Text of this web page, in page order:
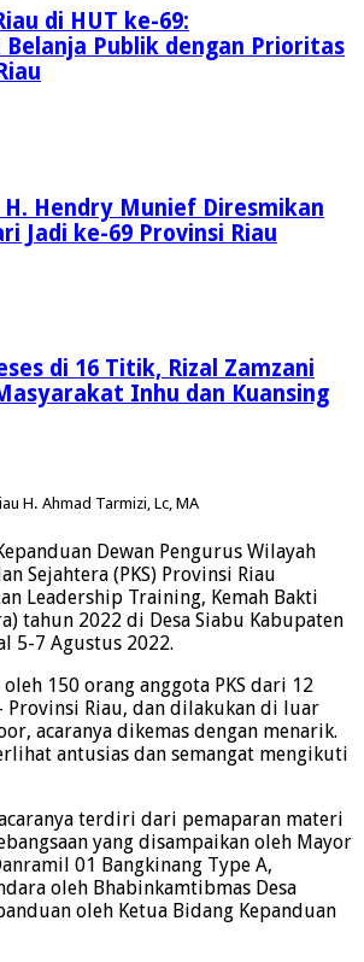
di HUT ke-69:
Belanja Publik dengan Prioritas
H. Hendry Munief Diresmikan
Jadi ke-69 Provinsi Riau
di 16 Titik, Rizal Zamzani
Inhu dan Kuansing
H. Ahmad Tarmizi, Lc, MA
Dewan Pengurus Wilayah
Sejahtera (PKS) Provinsi Riau
Leadership Training, Kemah Bakti
tahun 2022 di Desa Siabu Kabupaten
5-7 Agustus 2022.
150 orang anggota PKS dari 12
Provinsi Riau, dan dilakukan di luar
acaranya dikemas dengan menarik.
antusias dan semangat mengikuti
terdiri dari pemaparan materi
yang disampaikan oleh Mayor
01 Bangkinang Type A,
oleh Bhabinkamtibmas Desa
oleh Ketua Bidang Kepanduan